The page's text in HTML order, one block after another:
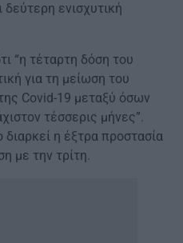
δεύτερη ενισχυτική
“η τέταρτη δόση του
για τη μείωση του
Covid-19 μεταξύ όσων
τέσσερις μήνες”.
η έξτρα προστασία
με την τρίτη.